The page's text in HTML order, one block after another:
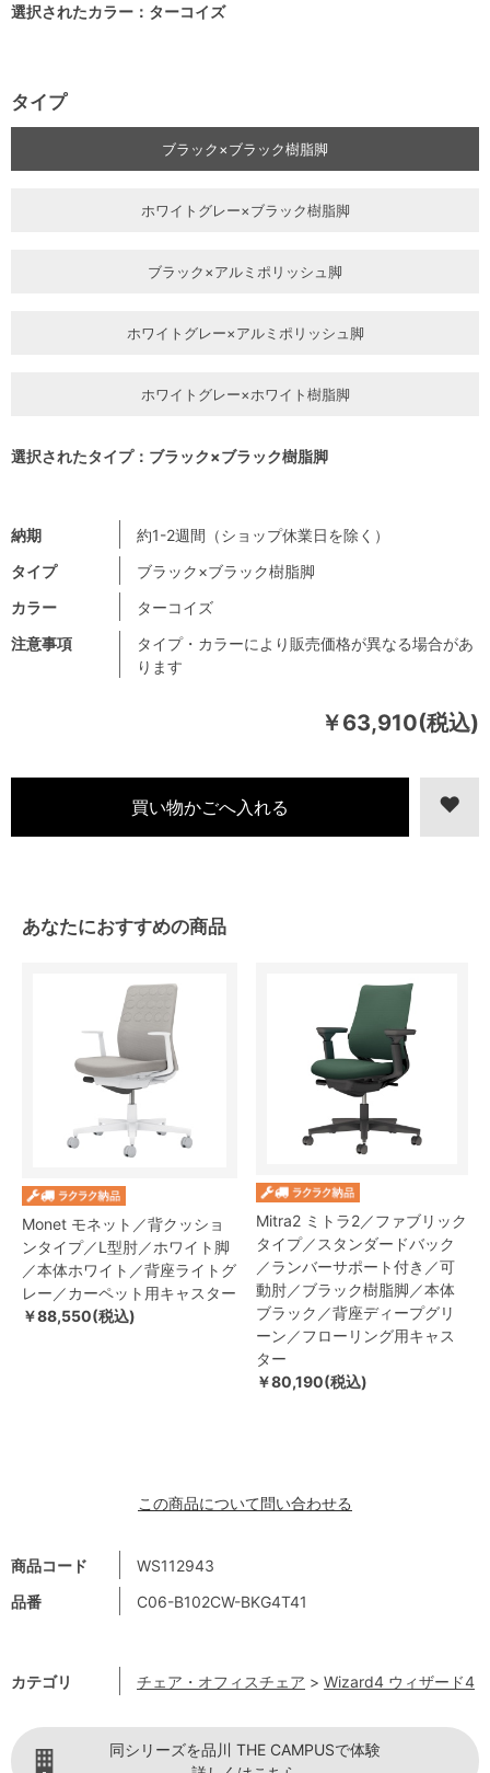
￥63,910(税込)
商品コード
WS112943
品番
C06-B102CW-BKG4T41
カテゴリ チェア・オフィスチェア > Wizard4 ウィザード4
注意事項
タイプ・カラーにより販売価格が異なる場合があ
ります
納期
約1-2週間（ショップ休業日を除く）
タイプ
ブラック×ブラック樹脂脚
カラー
ターコイズ
選択されたカラー：ターコイズ
タイプ
ブラック×ブラック樹脂脚
ホワイトグレー×ブラック樹脂脚
ブラック×アルミポリッシュ脚
ホワイトグレー×アルミポリッシュ脚
ホワイトグレー×ホワイト樹脂脚
選択されたタイプ：ブラック×ブラック樹脂脚
あなたにおすすめの商品
Monet モネット／背クッショ
ンタイプ／L型肘／ホワイト脚
／本体ホワイト／背座ライトグ
レー／カーペット用キャスター
￥88,550(税込)
Mitra2 ミトラ2／ファブリック
タイプ／スタンダードバック
／ランバーサポート付き／可
動肘／ブラック樹脂脚／本体
ブラック／背座ディープグリ
ーン／フローリング用キャス
ター
￥80,190(税込)
この商品について問い合わせる
同シリーズを品川 THE CAMPUSで体験